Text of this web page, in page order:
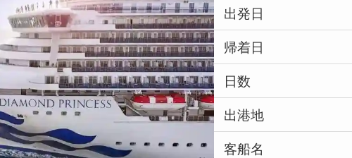
出発日
帰着日
日数
出港地
客船名